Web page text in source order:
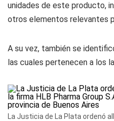
unidades de este producto,
otros elementos relevantes
A su vez, también se
las cuales pertenecen a los
La Justicia de La Plata ordenó